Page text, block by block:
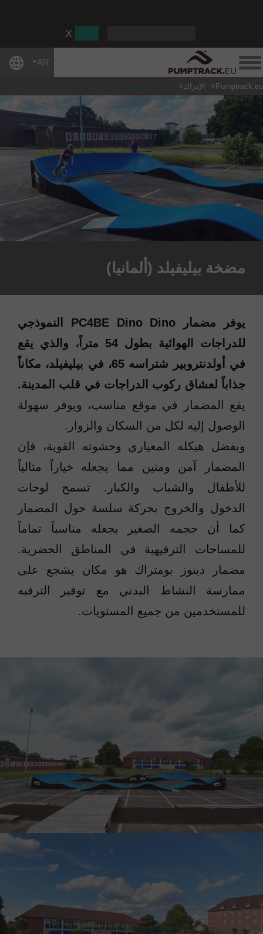
AR
Pumptrack.eu الإدراك مضخة بيليفيلد (ألمانيا)
مضخة بيليفيلد (ألمانيا)
يوفر مضمار PC4BE Dino Dino النموذجي
للدراجات الهوائية بطول 54 متراً، والذي يقع
في أولدنتروبير شتراسه 65، في بيليفيلد، مكاناً
جذاباً لعشاق ركوب الدراجات في قلب المدينة.
يقع المضمار في موقع مناسب، ويوفر سهولة
الوصول إليه لكل من السكان والزوار.
وبفضل هيكله المعياري وحشوته القوية، فإن
المضمار آمن ومتين مما يجعله خياراً مثالياً
للأطفال والشباب والكبار. تسمح لوحات
الدخول والخروج بحركة سلسة حول المضمار
كما أن حجمه الصغير يجعله مناسباً تماماً
للمساحات الترفيهية في المناطق الحضرية.
مضمار دينوز بومتراك هو مكان يشجع على
ممارسة النشاط البدني مع توفير الترفيه
للمستخدمين من جميع المستويات.